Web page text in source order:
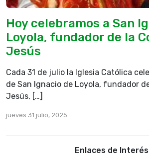
Hoy celebramos a San
Loyola, fundador de la
Jesús
Cada 31 de julio la Iglesia Católica
de San Ignacio de Loyola, fundador
Jesús, […]
jueves 31 julio, 2025
Enlaces de Interés